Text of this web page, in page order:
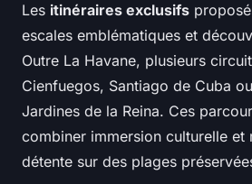
Les itinéraires exclusifs
escales emblématiques et
Outre La Havane, plusieurs
Cienfuegos, Santiago de Cuba
Jardines de la Reina. Ces
combiner immersion culturelle et
détente sur des plages